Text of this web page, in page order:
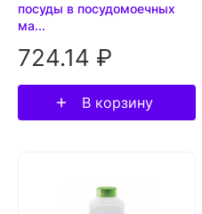
посуды в посудомоечных
ма...
724.14 ₽
В корзину